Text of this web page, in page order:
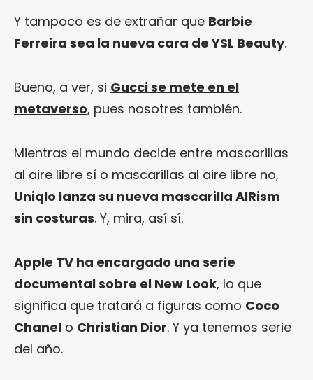
Y tampoco es de extrañar que Barbie
Ferreira sea la nueva cara de YSL Beauty.
Bueno, a ver, si Gucci se mete en el
metaverso, pues nosotres también.
Mientras el mundo decide entre mascarillas
al aire libre sí o mascarillas al aire libre no,
Uniqlo lanza su nueva mascarilla AIRism
sin costuras. Y, mira, así sí.
Apple TV ha encargado una serie
documental sobre el New Look, lo que
significa que tratará a figuras como Coco
Chanel o Christian Dior. Y ya tenemos serie
del año.